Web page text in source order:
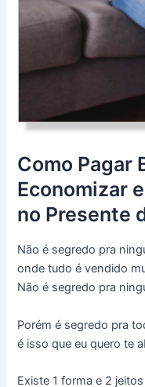
Como Pagar
Economizar
no Presente
Não é segredo pra
onde tudo é vendido
Não é segredo pra
Porém é segredo pra
é isso que eu quero te
Existe 1 forma e 2